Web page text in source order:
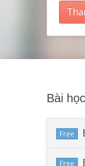
Bài học
Free
Free